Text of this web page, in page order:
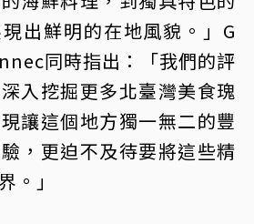
出鮮明的在地風貌。」G
同時指出：「我們的評
入挖掘更多北臺灣美食瑰
讓這個地方獨一無二的豐
，更迫不及待要將這些精
。」